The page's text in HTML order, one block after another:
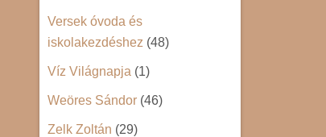
Versek óvoda és
iskolakezdéshez (48)
Víz Világnapja (1)
Weöres Sándor (46)
Zelk Zoltán (29)